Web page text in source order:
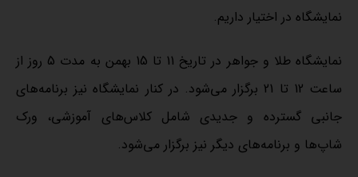
نمایشگاه در اختیار داریم.
نمایشگاه طلا و جواهر در تاریخ 11 تا 15 بهمن به مدت 5 روز از
ساعت 12 تا 21 برگزار می‌شود. در کنار نمایشگاه نیز برنامه‌های
جانبی گسترده و جدیدی شامل کلاس‌های آموزشی، ورک
شاپ‌ها و برنامه‌های دیگر نیز برگزار می‌شود.